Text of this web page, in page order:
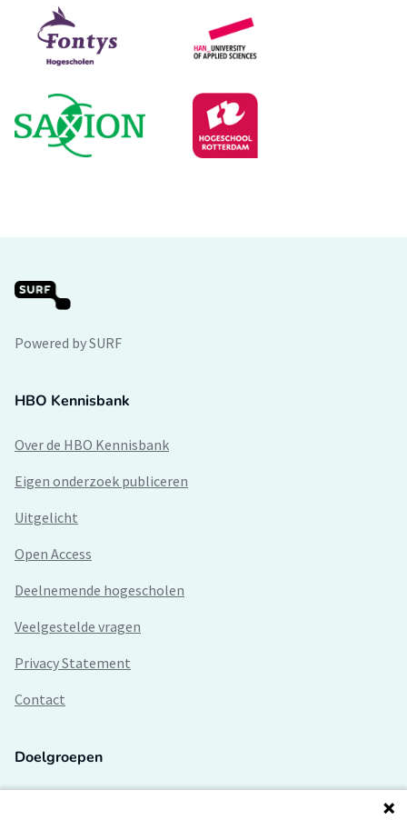
Powered by SURF
HBO Kennisbank
Over de HBO Kennisbank
Eigen onderzoek publiceren
Uitgelicht
Open Access
Deelnemende hogescholen
Veelgestelde vragen
Privacy Statement
Contact
Doelgroepen